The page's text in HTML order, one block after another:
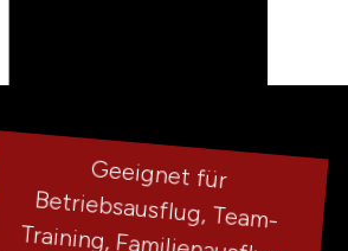
Geeignet für
Betriebsausflug, Team-
Training, Familienausflug,